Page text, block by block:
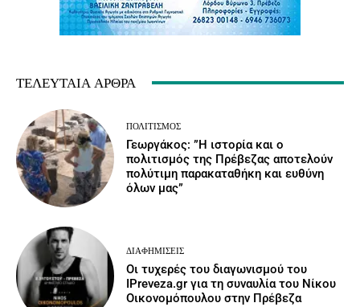
ΤΕΛΕΥΤΑΊΑ ΆΡΘΡΑ
ΠΟΛΙΤΙΣΜΌΣ
Γεωργάκος: ”Η ιστορία και ο
πολιτισμός της Πρέβεζας αποτελούν
πολύτιμη παρακαταθήκη και ευθύνη
όλων μας”
ΔΙΑΦΗΜΊΣΕΙΣ
Οι τυχερές του διαγωνισμού του
IPreveza.gr για τη συναυλία του Νίκου
Οικονομόπουλου στην Πρέβεζα